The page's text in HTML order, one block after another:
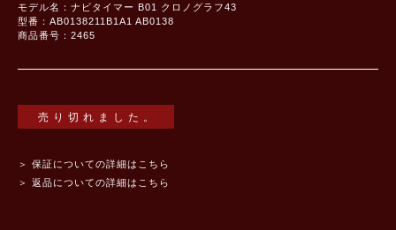
モデル名：ナビタイマー B01 クロノグラフ43
型番：AB0138211B1A1 AB0138
商品番号：2465
売り切れました。
＞ 保証についての詳細はこちら
＞ 返品についての詳細はこちら